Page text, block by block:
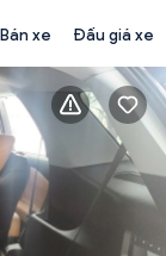
Bán xe Đấu giá xe